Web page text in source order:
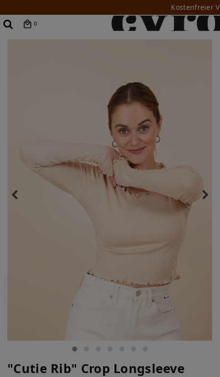
Kostenfreier
0
"Cutie Rib" Crop Longsleeve